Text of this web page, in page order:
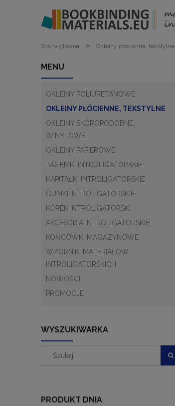
Strona główna » Okleiny płócienne, tekstylne
MENU
OKLEINY POLIURETANOWE
OKLEINY PŁÓCIENNE, TEKSTYLNE
OKLEINY SKÓROPODOBNE,
WINYLOWE
OKLEINY PAPIEROWE
TASIEMKI INTROLIGATORSKIE
KAPITAŁKI INTROLIGATORSKIE
GUMKI INTROLIGATORSKIE
KOREK INTROLIGATORSKI
AKCESORIA INTROLIGATORSKIE
KOŃCÓWKI MAGAZYNOWE
WZORNIKI MATERIAŁÓW
INTROLIGATORSKICH
NOWOŚCI
PROMOCJE
WYSZUKIWARKA
PRODUKT DNIA